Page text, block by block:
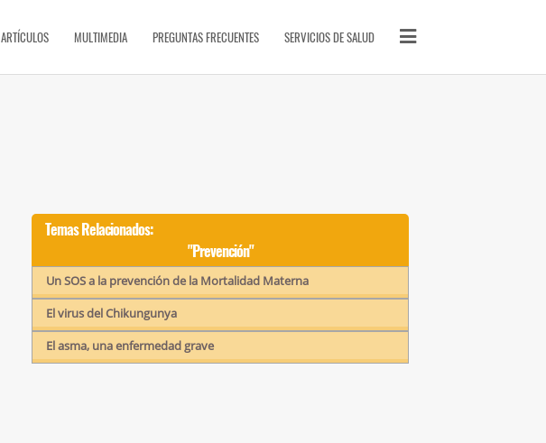
PÁGINAS DE INTERÉS
SOS Cursos en línea
Vitae Academia Biomédica Digital
Malaria
ARTÍCULOS MULTIMEDIA PREGUNTAS FRECUENTES SERVICIOS DE SALUD
Temas Relacionados:
"Prevención"
Un SOS a la prevención de la Mortalidad Materna
El virus del Chikungunya
El asma, una enfermedad grave